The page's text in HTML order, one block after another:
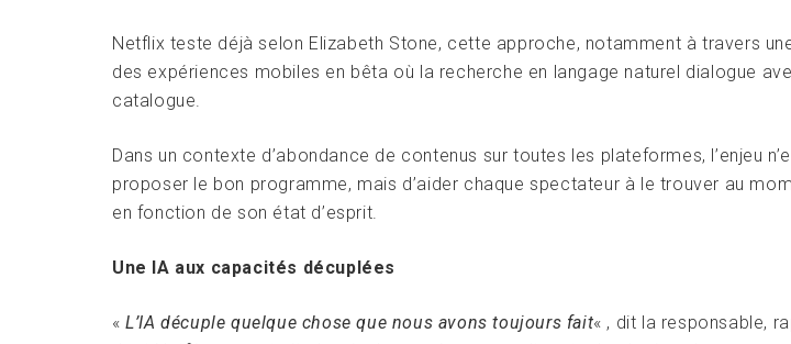
Netflix teste déjà selon Elizabeth Stone, cette approche, notamment à travers
des expériences mobiles en bêta où la recherche en langage naturel dialogue
catalogue.
Dans un contexte d’abondance de contenus sur toutes les plateformes, l’enjeu
proposer le bon programme, mais d’aider chaque spectateur à le trouver au
en fonction de son état d’esprit.
Une IA aux capacités décuplées
«L’IA décuple quelque chose que nous avons toujours fait« , dit la responsable,